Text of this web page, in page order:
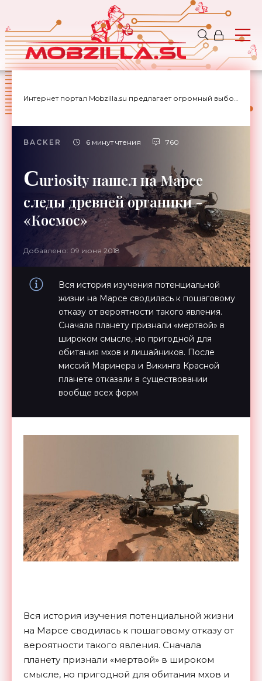
Интернет портал Mobzilla.su предлагает огромный выбор новостей с доставкой на дом.
BACKER 6 минут чтения 760
Curiosity нашел на Марсе
следы древней органики -
«Космос»
Добавлено: 09 июня 2018
Вся история изучения потенциальной
жизни на Марсе сводилась к пошаговому
отказу от вероятности такого явления.
Сначала планету признали «мертвой» в
широком смысле, но пригодной для
обитания мхов и лишайников. После
миссий Маринера и Викинга Красной
планете отказали в существовании
вообще всех форм
Вся история изучения потенциальной жизни
на Марсе сводилась к пошаговому отказу от
вероятности такого явления. Сначала
планету признали «мертвой» в широком
смысле, но пригодной для обитания мхов и